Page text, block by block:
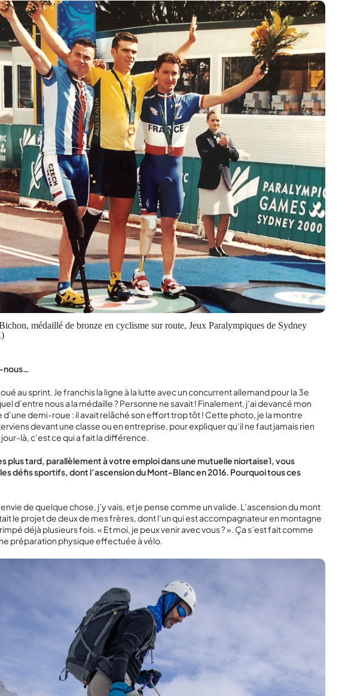
médaillé de bronze en cyclisme sur route, Jeux Paralympiques de Sydney
nous…
au sprint. Je franchis la ligne à la lutte avec un concurrent allemand pour la 3e
d’entre nous a la médaille ? Personne ne savait ! Finalement, j’ai devancé mon
d’une demi-roue : il avait relâché son effort trop tôt ! Cette photo, je la montre
devant une classe ou en entreprise, pour expliquer qu’il ne faut jamais rien
là, c’est ce qui a fait la différence.
plus tard, parallèlement à votre emploi dans une mutuelle niortaise1, vous
défis sportifs, dont l’ascension du Mont-Blanc en 2016. Pourquoi tous ces
envie de quelque chose, j’y vais, et je pense comme un valide. L’ascension du mont
le projet de deux de mes frères, dont l’un qui est accompagnateur en montagne
déjà plusieurs fois. « Et moi, je peux venir avec vous ? ». Ça s’est fait comme
préparation physique effectuée à vélo.